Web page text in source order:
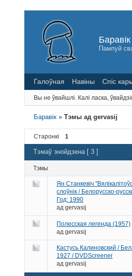
Баравік
Пампуй
Галоўная Навіны Спіс
Вы не ўвайшлі. Калі ласка,
Баравік »Тэмы ад gervasij
Старонкі 1
Тэмаў знойдзена [ 3 ]
Тэмы
Ян Станкевіч
слоўнік / Белорусско-
Год: 1990
ад gervasij
Полесская легенда (1957)
ад gervasij
Кастусь Калиновский /
1927 / DVDScreener
ад gervasij